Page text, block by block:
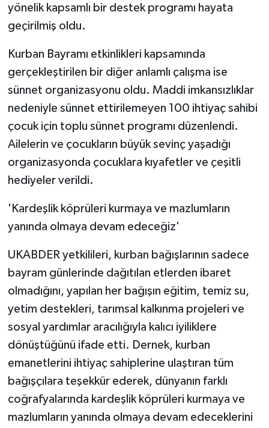
yönelik kapsamlı bir destek programı hayata
geçirilmiş oldu.
Kurban Bayramı etkinlikleri kapsamında
gerçekleştirilen bir diğer anlamlı çalışma ise
sünnet organizasyonu oldu. Maddi imkansızlıklar
nedeniyle sünnet ettirilemeyen 100 ihtiyaç sahibi
çocuk için toplu sünnet programı düzenlendi.
Ailelerin ve çocukların büyük sevinç yaşadığı
organizasyonda çocuklara kıyafetler ve çeşitli
hediyeler verildi.
'Kardeşlik köprüleri kurmaya ve mazlumların
yanında olmaya devam edeceğiz'
UKABDER yetkilileri, kurban bağışlarının sadece
bayram günlerinde dağıtılan etlerden ibaret
olmadığını, yapılan her bağışın eğitim, temiz su,
yetim destekleri, tarımsal kalkınma projeleri ve
sosyal yardımlar aracılığıyla kalıcı iyiliklere
dönüştüğünü ifade etti. Dernek, kurban
emanetlerini ihtiyaç sahiplerine ulaştıran tüm
bağışçılara teşekkür ederek, dünyanın farklı
coğrafyalarında kardeşlik köprüleri kurmaya ve
mazlumların yanında olmaya devam edeceklerini